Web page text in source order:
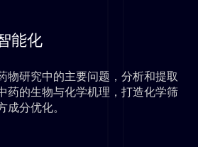
能化
物研究中的主要问题，分析和提取
药的生物与化学机理，打造化学筛
成分优化。